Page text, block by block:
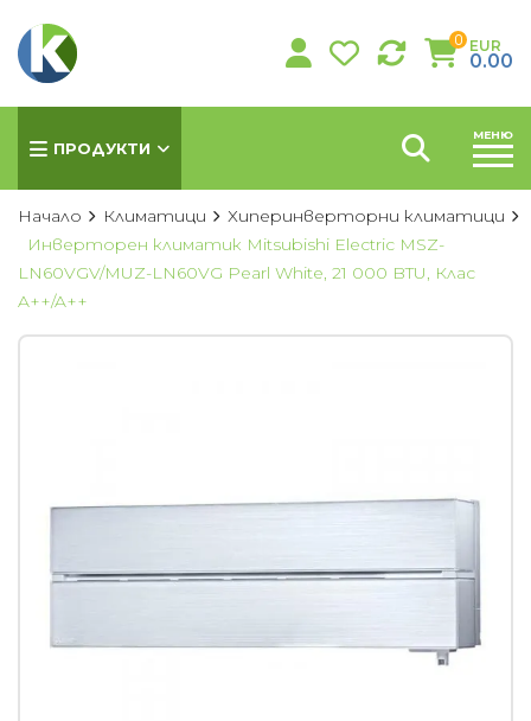
0 EUR
0.00
ПРОДУКТИ
КЛИМАТИЦИ
Канални климатици
МЕНЮ
Начало Климатици
Хиперинверторни климатици
Инверторен климатик Mitsubishi Electric MSZ-
LN60VGV/MUZ-LN60VG Pearl White, 21 000 BTU, Клас
A++/A++